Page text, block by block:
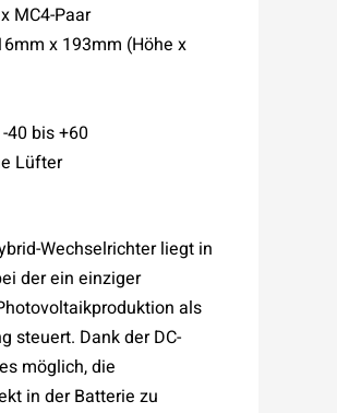
MC4-Paar
x 193mm (Höhe x
40 bis +60
Lüfter
Wechselrichter liegt in
der ein einziger
als
steuert. Dank der DC-
möglich, die
in der Batterie zu